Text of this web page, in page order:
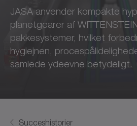
JASA anvender kompakte
planetgearer af
pakkesystemer, hvilket
hygiejnen,
samlede ydeevne betydeligt.
Succeshistorier